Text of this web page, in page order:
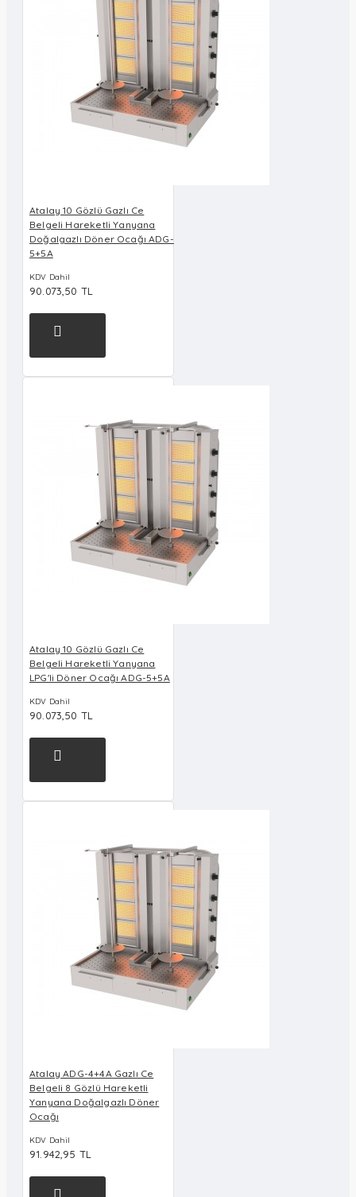
Atalay 10 Gözlü Gazlı Ce
Belgeli Hareketli Yanyana
Doğalgazlı Döner Ocağı ADG-
5+5A
KDV Dahil
90.073,50 TL
Atalay 10 Gözlü Gazlı Ce
Belgeli Hareketli Yanyana
LPG'li Döner Ocağı ADG-5+5A
KDV Dahil
90.073,50 TL
Atalay ADG-4+4A Gazlı Ce
Belgeli 8 Gözlü Hareketli
Yanyana Doğalgazlı Döner
Ocağı
KDV Dahil
91.942,95 TL